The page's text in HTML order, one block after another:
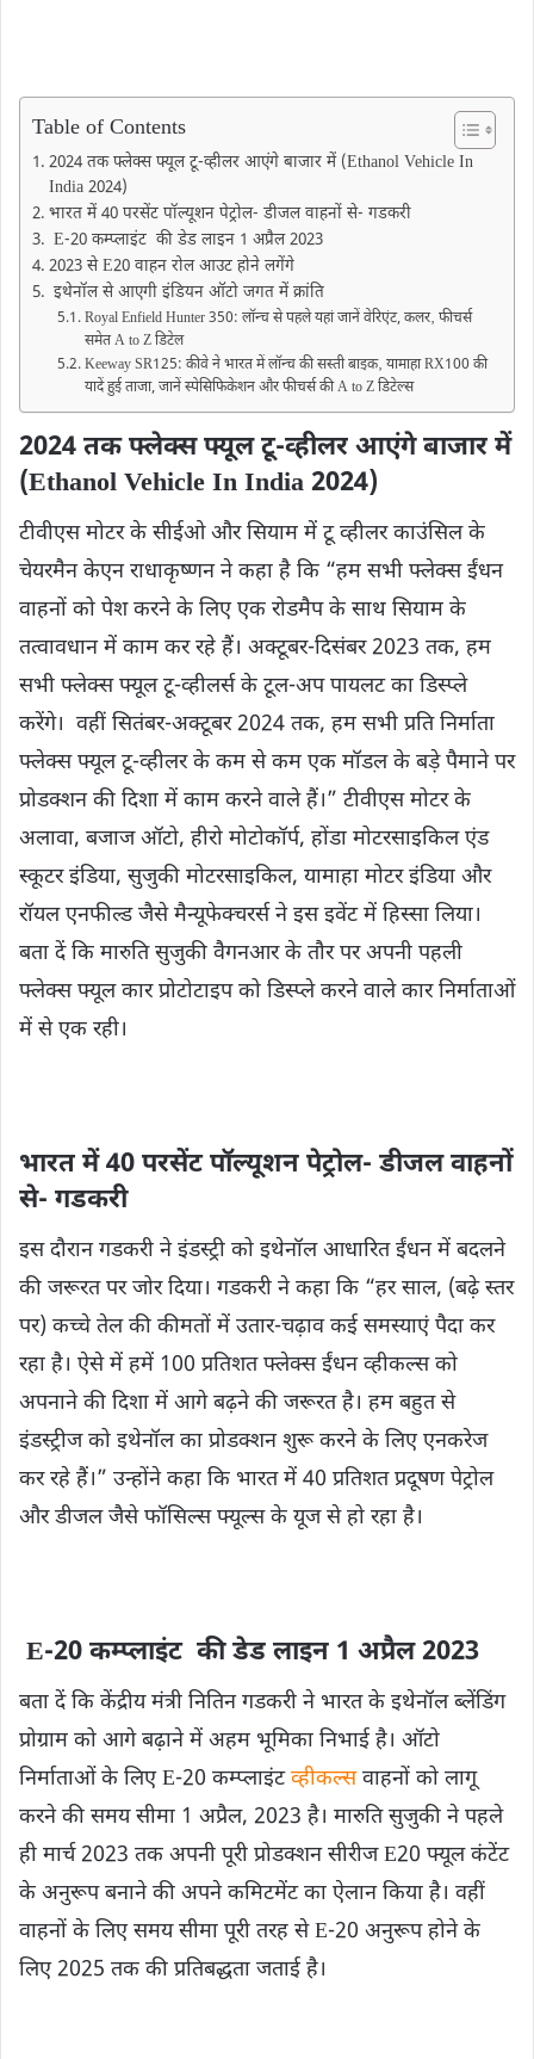
Table of Contents
2024 तक फ्लेक्स फ्यूल टू-व्हीलर आएंगे बाजार में (Ethanol Vehicle In
India 2024)
भारत में 40 परसेंट पॉल्यूशन पेट्रोल- डीजल वाहनों से- गडकरी
E-20 कम्प्लाइंट की डेड लाइन 1 अप्रैल 2023
2023 से E20 वाहन रोल आउट होने लगेंगे
इथेनॉल से आएगी इंडियन ऑटो जगत में क्रांति
Royal Enfield Hunter 350: लॉन्च से पहले यहां जानें वेरिएंट, कलर‚ फीचर्स
समेत A to Z डिटेल
Keeway SR125: कीवे ने भारत में लॉन्च की सस्ती बाइक‚ यामाहा RX100 की
यादें हुई ताजा, जानें स्पेसिफिकेशन और फीचर्स की A to Z डिटेल्स
2024 तक फ्लेक्स फ्यूल टू-व्हीलर आएंगे बाजार में
(Ethanol Vehicle In India 2024)
टीवीएस मोटर के सीईओ और सियाम में टू व्हीलर काउंसिल के
चेयरमैन केएन राधाकृष्णन ने कहा है कि “हम सभी फ्लेक्स ईंधन
वाहनों को पेश करने के लिए एक रोडमैप के साथ सियाम के
तत्वावधान में काम कर रहे हैं। अक्टूबर-दिसंबर 2023 तक, हम
सभी फ्लेक्स फ्यूल टू-व्हीलर्स के टूल-अप पायलट का डिस्प्ले
करेंगे। वहीं सितंबर-अक्टूबर 2024 तक, हम सभी प्रति निर्माता
फ्लेक्स फ्यूल टू-व्हीलर के कम से कम एक मॉडल के बड़े पैमाने पर
प्रोडक्शन की दिशा में काम करने वाले हैं।” टीवीएस मोटर के
अलावा, बजाज ऑटो, हीरो मोटोकॉर्प, होंडा मोटरसाइकिल एंड
स्कूटर इंडिया, सुजुकी मोटरसाइकिल, यामाहा मोटर इंडिया और
रॉयल एनफील्ड जैसे मैन्यूफेक्चरर्स ने इस इवेंट में हिस्सा लिया।
बता दें कि मारुति सुजुकी वैगनआर के तौर पर अपनी पहली
फ्लेक्स फ्यूल कार प्रोटोटाइप को डिस्प्ले करने वाले कार निर्माताओं
में से एक रही।
भारत में 40 परसेंट पॉल्यूशन पेट्रोल- डीजल वाहनों
से- गडकरी
इस दौरान गडकरी ने इंडस्ट्री को इथेनॉल आधारित ईंधन में बदलने
की जरूरत पर जोर दिया। गडकरी ने कहा कि “हर साल, (बढ़े स्तर
पर) कच्चे तेल की कीमतों में उतार-चढ़ाव कई समस्याएं पैदा कर
रहा है। ऐसे में हमें 100 प्रतिशत फ्लेक्स ईंधन व्हीकल्स को
अपनाने की दिशा में आगे बढ़ने की जरूरत है। हम बहुत से
इंडस्ट्रीज को इथेनॉल का प्रोडक्शन शुरू करने के लिए एनकरेज
कर रहे हैं।” उन्होंने कहा कि भारत में 40 प्रतिशत प्रदूषण पेट्रोल
और डीजल जैसे फॉसिल्स फ्यूल्स के यूज से हो रहा है।
E-20 कम्प्लाइंट की डेड लाइन 1 अप्रैल 2023
बता दें कि केंद्रीय मंत्री नितिन गडकरी ने भारत के इथेनॉल ब्लेंडिंग
प्रोग्राम को आगे बढ़ाने में अहम भूमिका निभाई है। ऑटो
निर्माताओं के लिए E-20 कम्प्लाइंटव्हीकल्सवाहनों को लागू
करने की समय सीमा 1 अप्रैल, 2023 है। मारुति सुजुकी ने पहले
ही मार्च 2023 तक अपनी पूरी प्रोडक्शन सीरीज E20 फ्यूल कंटेंट
के अनुरूप बनाने की अपने कमिटमेंट का ऐलान किया है। वहीं
वाहनों के लिए समय सीमा पूरी तरह से E-20 अनुरूप होने के
लिए 2025 तक की प्रतिबद्धता जताई है।